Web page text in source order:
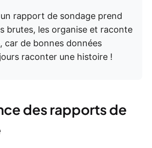
rapport de sondage prend
brutes, les organise et raconte
car de bonnes données
raconter une histoire !
des rapports de